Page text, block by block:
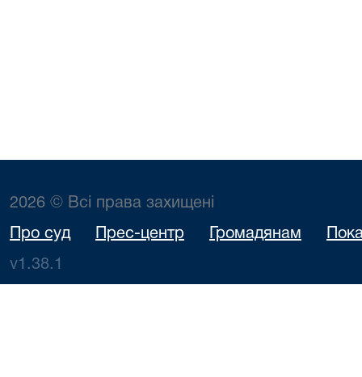
2026 © Всі права захищені
Про суд Прес-центр Громадянам
v1.38.1